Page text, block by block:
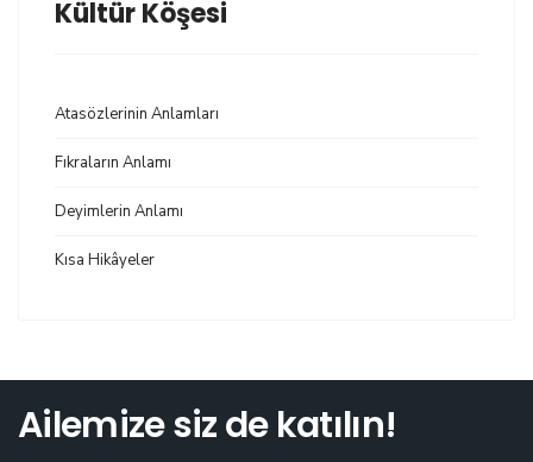
Kültür Köşesi
Atasözlerinin Anlamları
Fıkraların Anlamı
Deyimlerin Anlamı
Kısa Hikâyeler
Ailemize siz de katılın!